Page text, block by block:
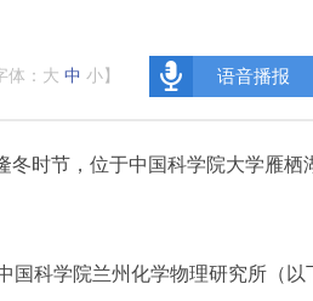
体： 大 中 小 】 语音播报
冬时节，位于中国科学院大学雁栖
国科学院兰州化学物理研究所（以